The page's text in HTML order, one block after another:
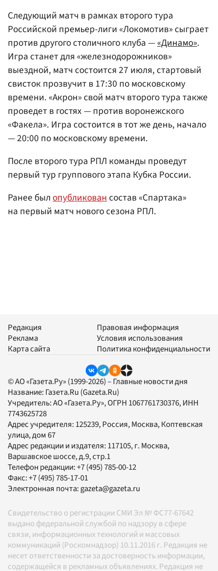
Следующий матч в рамках второго тура
Российской премьер-лиги «Локомотив» сыграет
против другого столичного клуба —«Динамо».
Игра станет для «железнодорожников»
выездной, матч состоится 27 июля, стартовый
свисток прозвучит в 17:30 по московскому
времени. «Акрон» свой матч второго тура также
проведет в гостях — против воронежского
«Факела». Игра состоится в тот же день, начало
— 20:00 по московскому времени.
После второго тура РПЛ команды проведут
первый тур группового этапа Кубка России.
Ранее былопубликовансостав «Спартака»
на первый матч нового сезона РПЛ.
Редакция
Реклама
Карта сайта
Правовая информация
Условия использования
Политика конфиденциальности
© АО «Газета.Ру» (1999-2026) – Главные новости дня
Название: Газета.Ru (Gazeta.Ru)
Учредитель:АО «Газета.Ру», ОГРН 1067761730376, ИНН
7743625728
Адрес учредителя: 125239, Россия, Москва, Коптевская
улица, дом 67
Адрес редакции и издателя: 117105, г. Москва,
Варшавское шоссе, д.9, стр.1
Телефон редакции:+7 (495) 785-00-12
Факс:+7 (495) 785-17-01
Электронная почта: gazeta@gazeta.ru
Свидетельство о регистрации СМИ Эл № ФС77-67642
выдано федеральной службой по надзору в сфере
связи, информационных технологий и массовых
коммуникаций (Роскомнадзор) 10.11.2016 г. Редакция не
несет ответственности за достоверность информации,
содержащейся в рекламных объявлениях. Редакция не